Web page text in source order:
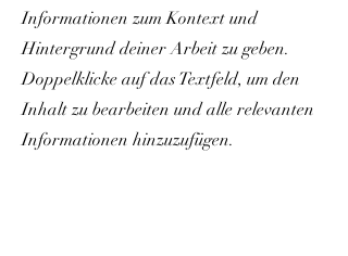
Informationen zum Kontext und
Hintergrund deiner Arbeit zu geben.
Doppelklicke auf das Textfeld, um den
Inhalt zu bearbeiten und alle relevanten
Informationen hinzuzufügen.